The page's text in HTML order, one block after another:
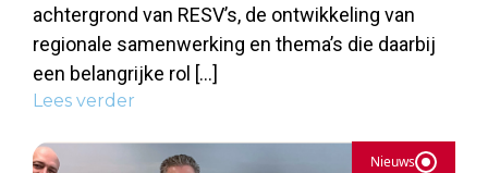
achtergrond van RESV’s, de ontwikkeling van
regionale samenwerking en thema’s die daarbij
een belangrijke rol […]
Lees verder
Nieuws